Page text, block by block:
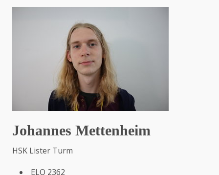
Johannes Mettenheim
HSK Lister Turm
ELO 2362